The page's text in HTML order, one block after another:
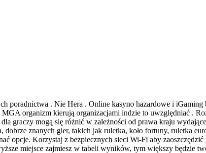
. Nie Hera . Online kasyno hazardowe i iGaming
organizm kierują organizacjami indzie to uwzględniać .
graczy mogą się różnić w zależności od prawa kraju
znanych gier, takich jak ruletka, koło fortuny, ruletka
opcje. Korzystaj z bezpiecznych sieci Wi-Fi aby
miejsce zajmiesz w tabeli wyników, tym większy będzie